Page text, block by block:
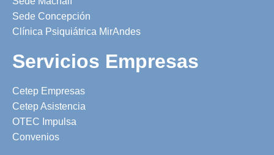
Sede Concepción
Clínica Psiquiátrica MirAndes
Servicios Empresas
Cetep Empresas
Cetep Asistencia
OTEC Impulsa
Convenios